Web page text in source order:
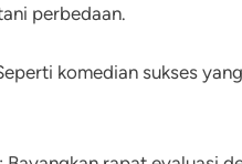
perbedaan.
komedian sukses